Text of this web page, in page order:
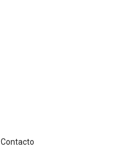
Contacto